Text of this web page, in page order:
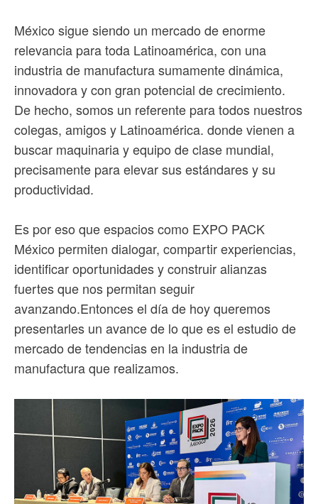
México sigue siendo un mercado de enorme
relevancia para toda Latinoamérica, con una
industria de manufactura sumamente dinámica,
innovadora y con gran potencial de crecimiento.
De hecho, somos un referente para todos nuestros
colegas, amigos y Latinoamérica. donde vienen a
buscar maquinaria y equipo de clase mundial,
precisamente para elevar sus estándares y su
productividad.
Es por eso que espacios como EXPO PACK
México permiten dialogar, compartir experiencias,
identificar oportunidades y construir alianzas
fuertes que nos permitan seguir
avanzando.Entonces el día de hoy queremos
presentarles un avance de lo que es el estudio de
mercado de tendencias en la industria de
manufactura que realizamos.